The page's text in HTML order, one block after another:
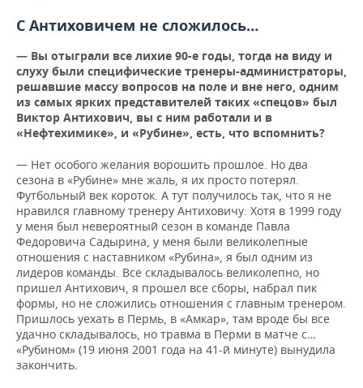
С Антиховичем не сложилось…
— Вы отыграли все лихие 90-е годы, тогда на виду и
слуху были специфические тренеры-администраторы,
решавшие массу вопросов на поле и вне него, одним
из самых ярких представителей таких «спецов» был
Виктор Антихович, вы с ним работали и в
«Нефтехимике», и «Рубине», есть, что вспомнить?
— Нет особого желания ворошить прошлое. Но два
сезона в «Рубине» мне жаль, я их просто потерял.
Футбольный век короток. А тут получилось так, что я не
нравился главному тренеру Антиховичу. Хотя в 1999 году
у меня был невероятный сезон в команде Павла
Федоровича Садырина, у меня были великолепные
отношения с наставником «Рубина», я был одним из
лидеров команды. Все складывалось великолепно, но
пришел Антихович, я прошел все сборы, набрал пик
формы, но не сложились отношения с главным тренером.
Пришлось уехать в Пермь, в «Амкар», там вроде бы все
удачно складывалось, но травма в Перми в матче с…
«Рубином» (19 июня 2001 года на 41-й минуте) вынудила
закончить.